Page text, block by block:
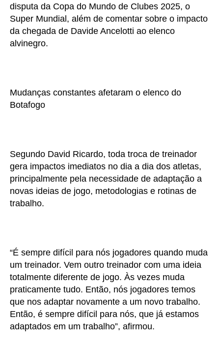
disputa da Copa do Mundo de Clubes 2025, o
Super Mundial, além de comentar sobre o impacto
da chegada de Davide Ancelotti ao elenco
alvinegro.
Mudanças constantes afetaram o elenco do
Botafogo
Segundo David Ricardo, toda troca de treinador
gera impactos imediatos no dia a dia dos atletas,
principalmente pela necessidade de adaptação a
novas ideias de jogo, metodologias e rotinas de
trabalho.
“É sempre difícil para nós jogadores quando muda
um treinador. Vem outro treinador com uma ideia
totalmente diferente de jogo. Às vezes muda
praticamente tudo. Então, nós jogadores temos
que nos adaptar novamente a um novo trabalho.
Então, é sempre difícil para nós, que já estamos
adaptados em um trabalho”, afirmou.